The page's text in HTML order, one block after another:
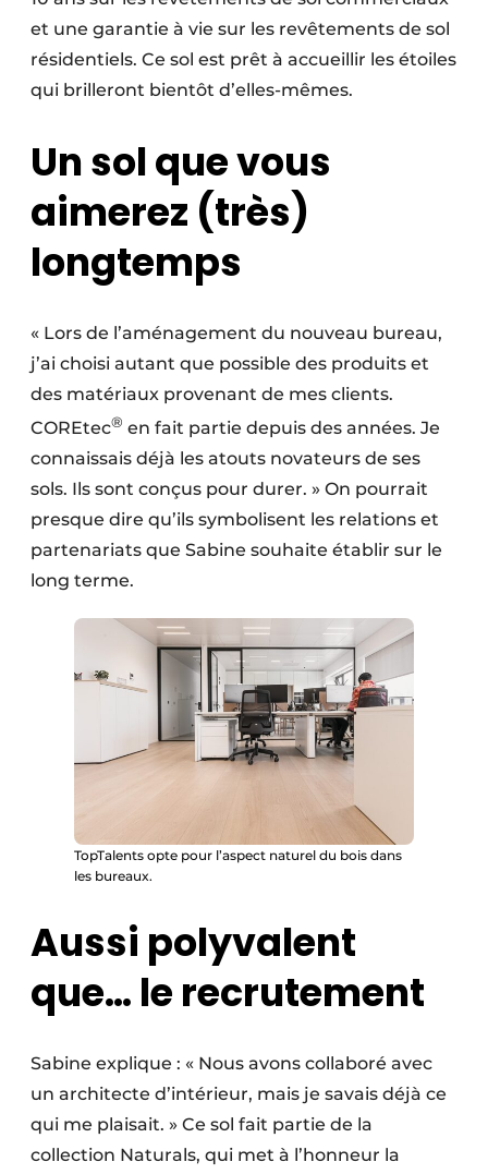
et une garantie à vie sur les revêtements de sol
résidentiels. Ce sol est prêt à accueillir les étoiles
qui brilleront bientôt d’elles-mêmes.
Un sol que vous
aimerez (très)
longtemps
« Lors de l’aménagement du nouveau bureau,
j’ai choisi autant que possible des produits et
des matériaux provenant de mes clients.
COREtec® en fait partie depuis des années. Je
connaissais déjà les atouts novateurs de ses
sols. Ils sont conçus pour durer. » On pourrait
presque dire qu’ils symbolisent les relations et
partenariats que Sabine souhaite établir sur le
long terme.
TopTalents opte pour l’aspect naturel du bois dans
les bureaux.
Aussi polyvalent
que… le recrutement
Sabine explique : « Nous avons collaboré avec
un architecte d’intérieur, mais je savais déjà ce
qui me plaisait. » Ce sol fait partie de la
collection Naturals, qui met à l’honneur la